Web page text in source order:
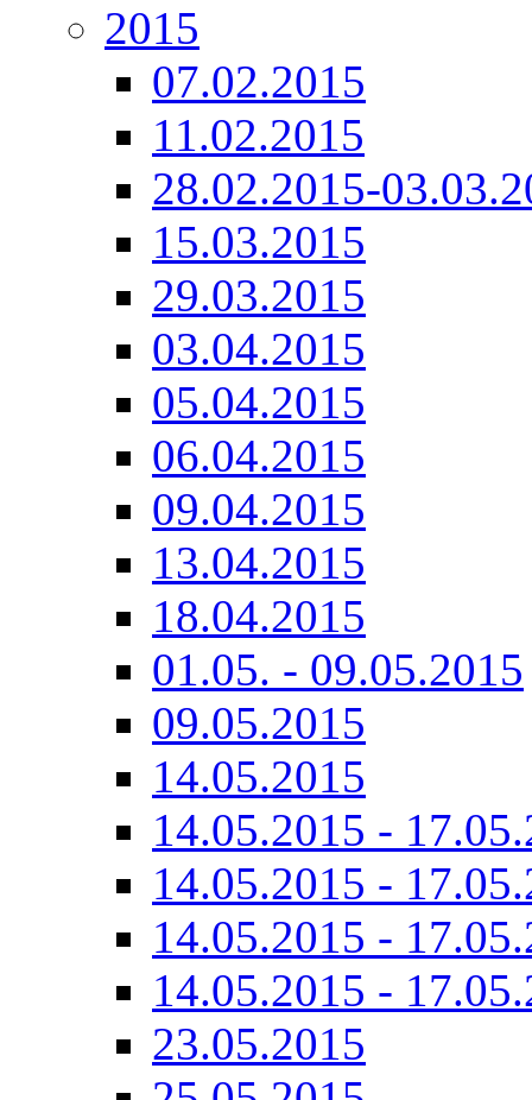
2015
07.02.2015
11.02.2015
28.02.2015-
15.03.2015
29.03.2015
03.04.2015
05.04.2015
06.04.2015
09.04.2015
13.04.2015
18.04.2015
01.05. - 09.05.2015
09.05.2015
14.05.2015
14.05.2015 -
14.05.2015 -
14.05.2015 -
14.05.2015 -
23.05.2015